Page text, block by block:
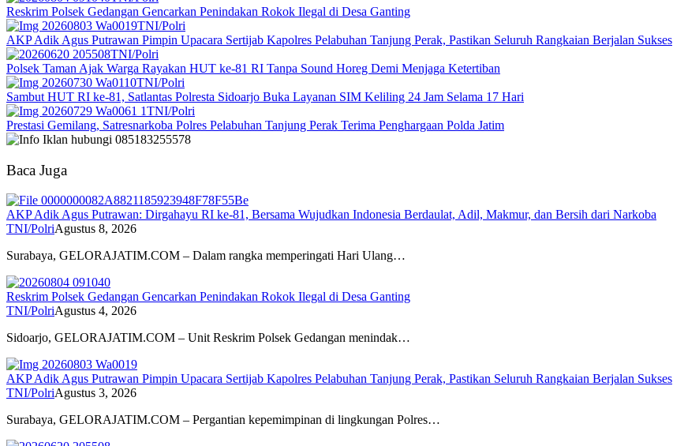
Reskrim Polsek Gedangan Gencarkan Penindakan Rokok Ilegal di Desa Ganting
TNI/Polri
AKP Adik Agus Putrawan Pimpin Upacara Sertijab Kapolres Pelabuhan Tanjung Perak, Pastikan Seluruh Rangkaian Berjalan Sukses
TNI/Polri
Polsek Taman Ajak Warga Rayakan HUT ke-81 RI Tanpa Sound Horeg Demi Menjaga Ketertiban
TNI/Polri
Sambut HUT RI ke-81, Satlantas Polresta Sidoarjo Buka Layanan SIM Keliling 24 Jam Selama 17 Hari
TNI/Polri
Prestasi Gemilang, Satresnarkoba Polres Pelabuhan Tanjung Perak Terima Penghargaan Polda Jatim
Baca Juga
AKP Adik Agus Putrawan: Dirgahayu RI ke-81, Bersama Wujudkan Indonesia Berdaulat, Adil, Makmur, dan Bersih dari Narkoba
TNI/PolriAgustus 8, 2026
Surabaya, GELORAJATIM.COM – Dalam rangka memperingati Hari Ulang…
Reskrim Polsek Gedangan Gencarkan Penindakan Rokok Ilegal di Desa Ganting
TNI/PolriAgustus 4, 2026
Sidoarjo, GELORAJATIM.COM – Unit Reskrim Polsek Gedangan menindak…
AKP Adik Agus Putrawan Pimpin Upacara Sertijab Kapolres Pelabuhan Tanjung Perak, Pastikan Seluruh Rangkaian Berjalan Sukses
TNI/PolriAgustus 3, 2026
Surabaya, GELORAJATIM.COM – Pergantian kepemimpinan di lingkungan Polres…